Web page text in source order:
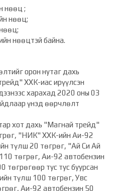
нөөц ;
нөөц;
нөөцтэй байна.
орон нутаг дахь
ХХК-иас ирүүлсэн
харахад 2020 оны 03
үнэд өөрчлөлт
хот дахь "Магнай трейд"
"НИК" ХХК-ийн Аи-92
түлш 20 төгрөг, "Ай Си Ай
төгрөг, Аи-92 автобензин
төгрөгөөр тус тус буурсан
түлш 100 төгрөг, Увс
Аи-92 автобензин 50